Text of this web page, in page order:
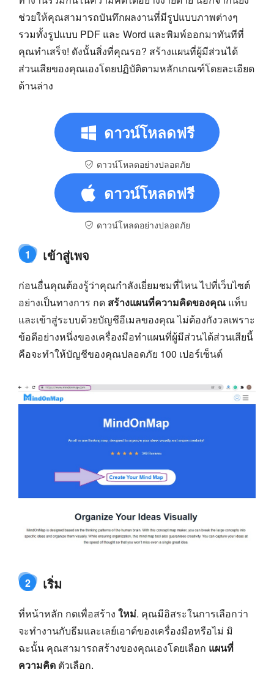
ช่วยให้คุณสามารถบันทึกผลงานที่มีรูปแบบภาพต่างๆ
รวมทั้งรูปแบบ PDF และ Word และพิมพ์ออกมาทันทีที่
คุณทำเสร็จ! ดังนั้นสิ่งที่คุณรอ? สร้างแผนที่ผู้มีส่วนได้
ส่วนเสียของคุณเองโดยปฏิบัติตามหลักเกณฑ์โดยละเอียด
ด้านล่าง
ดาวน์โหลดฟรี
ดาวน์โหลดอย่างปลอดภัย
ดาวน์โหลดฟรี
ดาวน์โหลดอย่างปลอดภัย
1 เข้าสู่เพจ
ก่อนอื่นคุณต้องรู้ว่าคุณกำลังเยี่ยมชมที่ไหน ไปที่เว็บไซต์
อย่างเป็นทางการ กด สร้างแผนที่ความคิดของคุณ แท็บ
และเข้าสู่ระบบด้วยบัญชีอีเมลของคุณ ไม่ต้องกังวลเพราะ
ข้อดีอย่างหนึ่งของเครื่องมือทำแผนที่ผู้มีส่วนได้ส่วนเสียนี้
คือจะทำให้บัญชีของคุณปลอดภัย 100 เปอร์เซ็นต์
2 เริ่ม
ที่หน้าหลัก กดเพื่อสร้าง ใหม่. คุณมีอิสระในการเลือกว่า
จะทำงานกับธีมและเลย์เอาต์ของเครื่องมือหรือไม่ มิ
ฉะนั้น คุณสามารถสร้างของคุณเองโดยเลือก แผนที่
ความคิด ตัวเลือก.